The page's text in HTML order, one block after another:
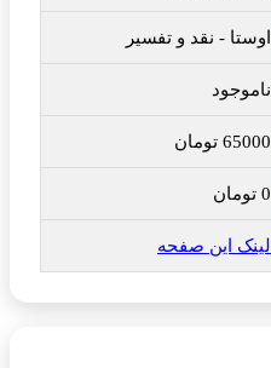
اوستا - نقد و تفسیر
ناموجود
65000 تومان
0 تومان
لینک این صفحه